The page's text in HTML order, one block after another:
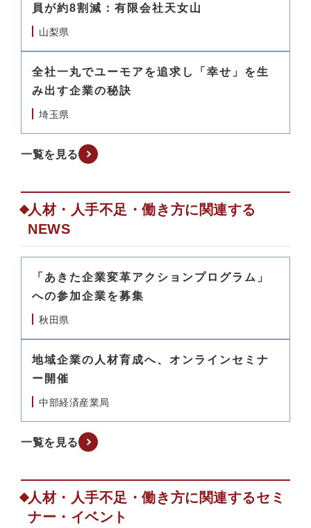
員が約8割減：有限会社天女山
山梨県
全社一丸でユーモアを追求し「幸せ」を生
み出す企業の秘訣
埼玉県
一覧を見る
人材・人手不足・働き方に関連する
NEWS
「あきた企業変革アクションプログラム」
への参加企業を募集
秋田県
地域企業の人材育成へ、オンラインセミナ
ー開催
中部経済産業局
一覧を見る
人材・人手不足・働き方に関連するセミ
ナー・イベント